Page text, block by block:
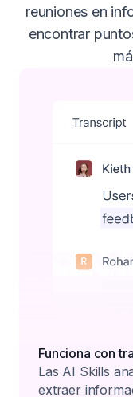
reuniones en
encontrar
Funciona con
Las AI Skills
extraer